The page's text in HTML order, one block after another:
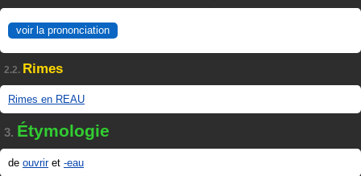
voir la prononciation
2.2. Rimes
Rimes en REAU
3. Étymologie
de ouvriret -eau